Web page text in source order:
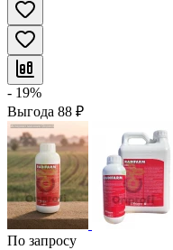
- 19%
Выгода 88 ₽
По запросу